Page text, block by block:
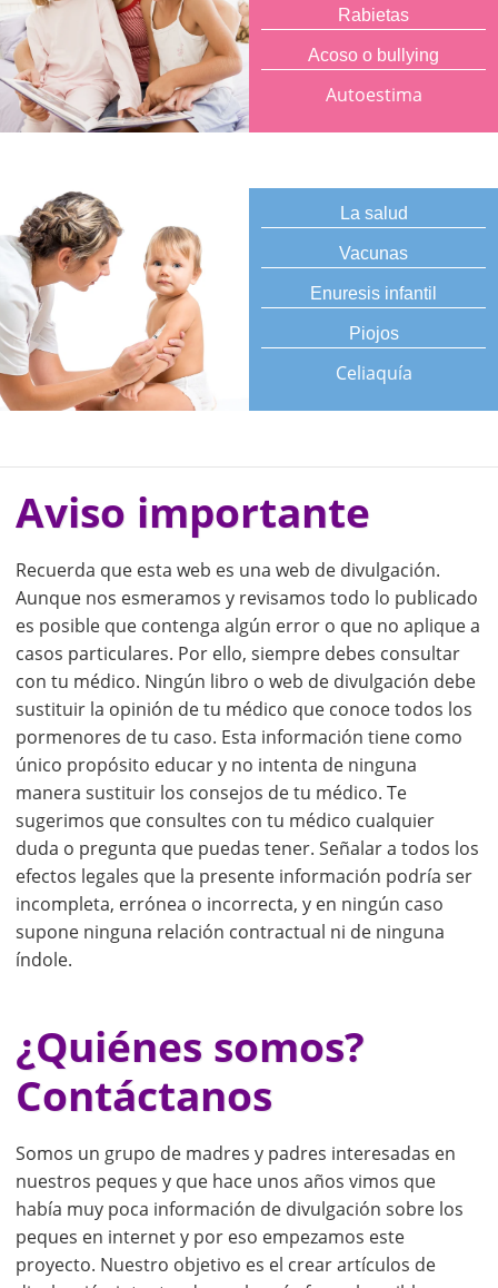
Rabietas
Acoso o bullying
Autoestima
La salud
Vacunas
Enuresis infantil
Piojos
Celiaquía
Aviso importante
Recuerda que esta web es una web de divulgación.
Aunque nos esmeramos y revisamos todo lo publicado
es posible que contenga algún error o que no aplique a
casos particulares. Por ello, siempre debes consultar
con tu médico. Ningún libro o web de divulgación debe
sustituir la opinión de tu médico que conoce todos los
pormenores de tu caso. Esta información tiene como
único propósito educar y no intenta de ninguna
manera sustituir los consejos de tu médico. Te
sugerimos que consultes con tu médico cualquier
duda o pregunta que puedas tener. Señalar a todos los
efectos legales que la presente información podría ser
incompleta, errónea o incorrecta, y en ningún caso
supone ninguna relación contractual ni de ninguna
índole.
¿Quiénes somos?
Contáctanos
Somos un grupo de madres y padres interesadas en
nuestros peques y que hace unos años vimos que
había muy poca información de divulgación sobre los
peques en internet y por eso empezamos este
proyecto. Nuestro objetivo es el crear artículos de